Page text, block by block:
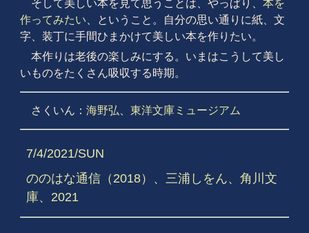
そして美しい本を見て思うことは、やっぱり、 本を
作ってみたい 、ということ。自分の思い通りに紙、文
字、装丁に手間ひまかけて美しい本を作りたい。
本作りは老後の楽しみにする。いまはこうして美し
いものをたくさん吸収する時期。
さくいん： 海野弘 東洋文庫ミュージアム
7/4/2021/SUN
ののはな通信（2018）、三浦しをん、角川文
庫、2021